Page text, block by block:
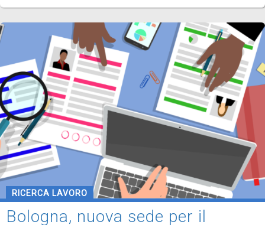
RICERCA LAVORO
Bologna, nuova sede per il